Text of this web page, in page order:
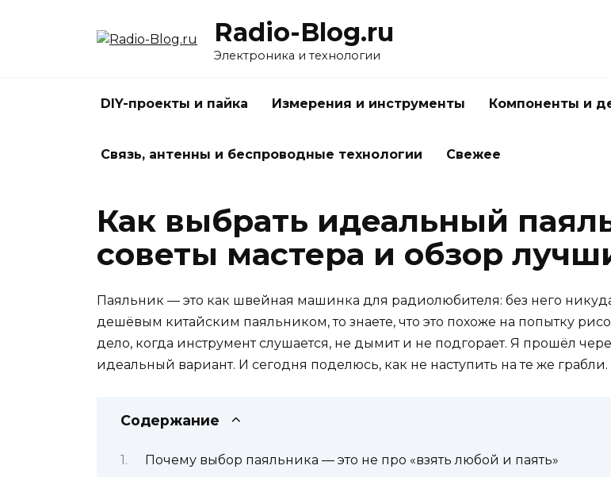
Radio-Blog.ru
Электроника и технологии
DIY-проекты и пайка Измерения и инструменты Компоненты и
Связь, антенны и беспроводные технологии Свежее
Как выбрать идеальный
советы мастера и обзор
Паяльник — это как швейная машинка для радиолюбителя: без него
дешёвым китайским паяльником, то знаете, что это похоже на попытку
дело, когда инструмент слушается, не дымит и не подгорает. Я прошёл
идеальный вариант. И сегодня поделюсь, как не наступить на те же грабли.
Содержание
Почему выбор паяльника — это не про «взять любой и паять»